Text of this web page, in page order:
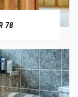
78